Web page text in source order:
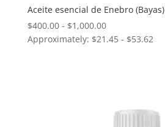
Aceite esencial de Enebro (Bayas)
$400.00 - $1,000.00Rango
de
$1,000.00
Approximately: $21.45 - $53.62